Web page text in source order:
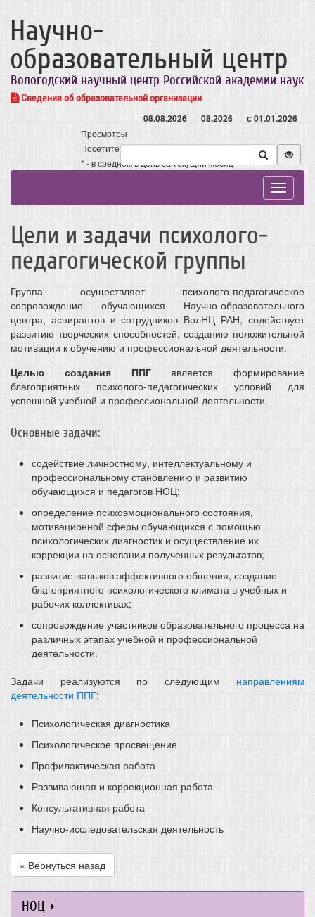
Научно-
образовательный центр
Вологодский научный центр Российской академии наук
Сведения об образовательной организации
08.08.2026 08.2026 с 01.01.2026
Просмотры
Посетители
* - в среднем в день за текущий месяц
Toggle
Цели и задачи психолого-
педагогической группы
Группа осуществляет психолого-педагогическое
сопровождение обучающихся Научно-образовательного
центра, аспирантов и сотрудников ВолНЦ РАН, содействует
развитию творческих способностей, созданию положительной
мотивации к обучению и профессиональной деятельности.
Целью создания ППГявляется формирование
благоприятных психолого-педагогических условий для
успешной учебной и профессиональной деятельности.
Основные задачи:
содействие личностному, интеллектуальному и
профессиональному становлению и развитию
обучающихся и педагогов НОЦ;
определение психоэмоционального состояния,
мотивационной сферы обучающихся с помощью
психологических диагностик и осуществление их
коррекции на основании полученных результатов;
развитие навыков эффективного общения, создание
благоприятного психологического климата в учебных и
рабочих коллективах;
сопровождение участников образовательного процесса на
различных этапах учебной и профессиональной
деятельности.
Задачи реализуются по следующим направлениям
деятельности ППГ:
Психологическая диагностика
Психологическое просвещение
Профилактическая работа
Развивающая и коррекционная работа
Консультативная работа
Научно-исследовательская деятельность
« Вернуться назад
НОЦ